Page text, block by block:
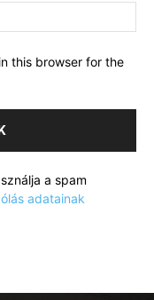
this browser for the
a spam
adatainak